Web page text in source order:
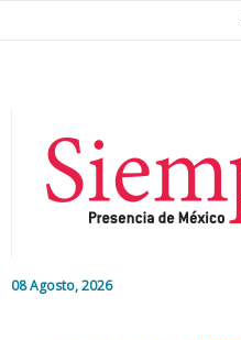
08 Agosto, 2026